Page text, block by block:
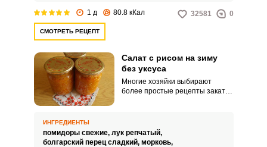
1 д 80.8 кКал 32581 0
СМОТРЕТЬ РЕЦЕПТ
Салат с рисом на зиму
без уксуса
Многие хозяйки выбирают
более простые рецепты закаток
насыщенным вкусом.
ИНГРЕДИЕНТЫ
помидоры свежие, лук репчатый,
болгарский перец сладкий, морковь,